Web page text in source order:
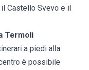
Castello Svevo e il
Termoli
a piedi alla
è possibile